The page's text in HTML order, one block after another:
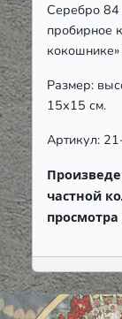
Серебро 84
пробирное
Размер:
15х15 см.
Артикул:
частной